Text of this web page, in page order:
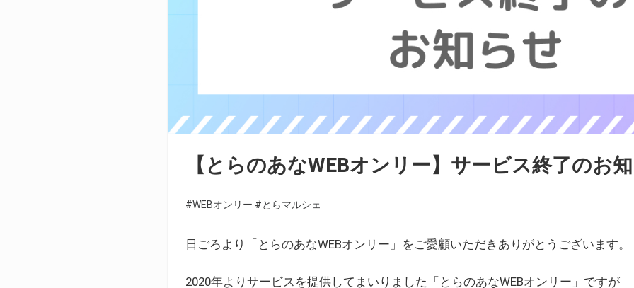
【とらのあなWEBオンリー】サービス終了のお
#WEBオンリー #とらマルシェ
日ごろより「とらのあなWEBオンリー」をご愛顧いただきありがとうございます。
2020年よりサービスを提供してまいりました「とらのあなWEBオンリー」ですが